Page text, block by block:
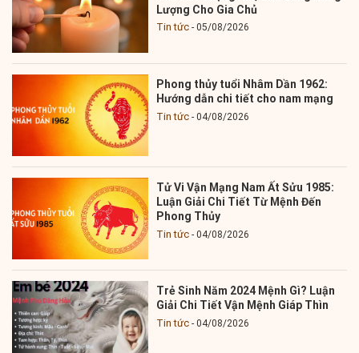
Lượng Cho Gia Chủ
Tin tức 05/08/2026
Phong thủy tuổi Nhâm Dần 1962:
Hướng dẫn chi tiết cho nam mạng
Tin tức 04/08/2026
Tử Vi Vận Mạng Nam Ất Sửu 1985:
Luận Giải Chi Tiết Từ Mệnh Đến
Phong Thủy
Tin tức 04/08/2026
Trẻ Sinh Năm 2024 Mệnh Gì? Luận
Giải Chi Tiết Vận Mệnh Giáp Thìn
Tin tức 04/08/2026